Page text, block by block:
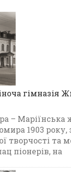
гімназія
– Маріїнська
1903 року,
творчості та
піонерів, на